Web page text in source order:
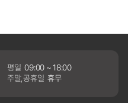
평일 09:00 ~ 18:00
주말,공휴일 휴무